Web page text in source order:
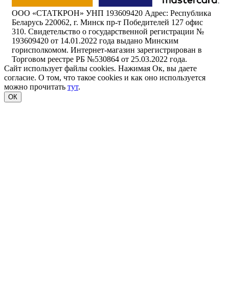
ООО «СТАТКРОН» УНП 193609420 Адрес: Республика
Беларусь 220062, г. Минск пр-т Победителей 127 офис
310. Свидетельство о государственной регистрации №
193609420 от 14.01.2022 года выдано Минским
горисполкомом. Интернет-магазин зарегистрирован в
Торговом реестре РБ №530864 от 25.03.2022 года.
Сайт использует файлы cookies. Нажимая Ок, вы даете
согласие. О том, что такое cookies и как оно используется
можно прочитать тут.
ОК